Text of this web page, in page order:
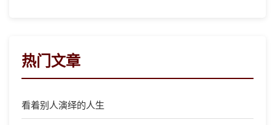
热门文章
看着别人演绎的人生